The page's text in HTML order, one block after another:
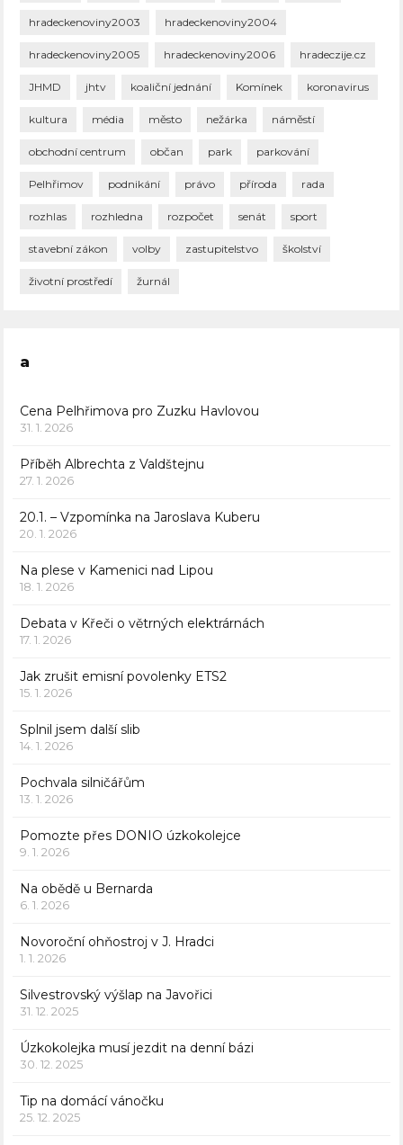
hradeckenoviny2003 hradeckenoviny2004
hradeckenoviny2005 hradeckenoviny2006 hradeczije.cz
JHMD jhtv koaliční jednání Komínek koronavirus
kultura média město nežárka náměstí
obchodní centrum občan park parkování
Pelhřimov podnikání právo příroda rada
rozhlas rozhledna rozpočet senát sport
stavební zákon volby zastupitelstvo školství
životní prostředí žurnál
a
Cena Pelhřimova pro Zuzku Havlovou
31. 1. 2026
Příběh Albrechta z Valdštejnu
27. 1. 2026
20.1. – Vzpomínka na Jaroslava Kuberu
20. 1. 2026
Na plese v Kamenici nad Lipou
18. 1. 2026
Debata v Křeči o větrných elektrárnách
17. 1. 2026
Jak zrušit emisní povolenky ETS2
15. 1. 2026
Splnil jsem další slib
14. 1. 2026
Pochvala silničářům
13. 1. 2026
Pomozte přes DONIO úzkokolejce
9. 1. 2026
Na obědě u Bernarda
6. 1. 2026
Novoroční ohňostroj v J. Hradci
1. 1. 2026
Silvestrovský výšlap na Javořici
31. 12. 2025
Úzkokolejka musí jezdit na denní bázi
30. 12. 2025
Tip na domácí vánočku
25. 12. 2025